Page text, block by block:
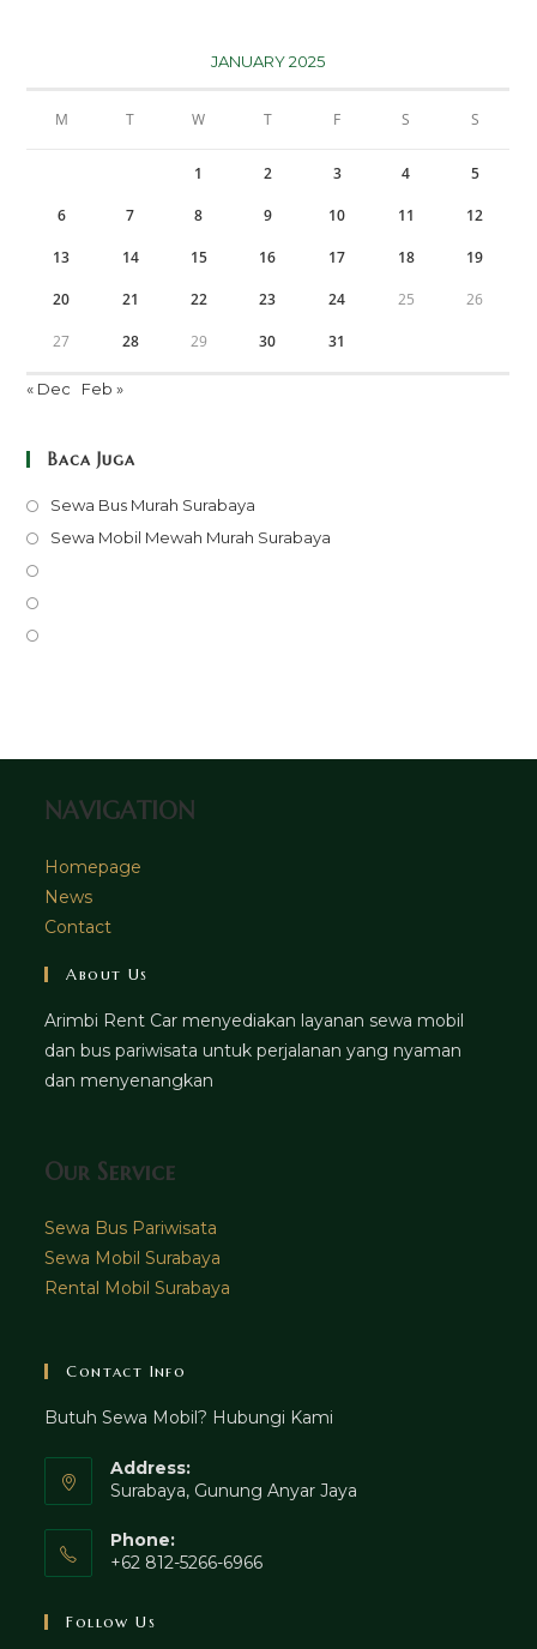
JANUARY 2025
M T W T F S S
1 2 3 4 5
6 7 8 9 10 11 12
13 14 15 16 17 18 19
20 21 22 23 24 25 26
27 28 29 30 31
« Dec Feb »
Baca Juga
Sewa Bus Murah Surabaya
in
Sewa Mobil Mewah Murah Surabaya
tab
NAVIGATION
Homepage
News
Contact
About Us
Arimbi Rent Car menyediakan layanan sewa mobil
dan bus pariwisata untuk perjalanan yang nyaman
dan menyenangkan
Our Service
Sewa Bus Pariwisata
Sewa Mobil Surabaya
Rental Mobil Surabaya
Contact Info
Butuh Sewa Mobil? Hubungi Kami
Address:
Surabaya, Gunung Anyar Jaya
Phone:
+62 812-5266-6966
Follow Us